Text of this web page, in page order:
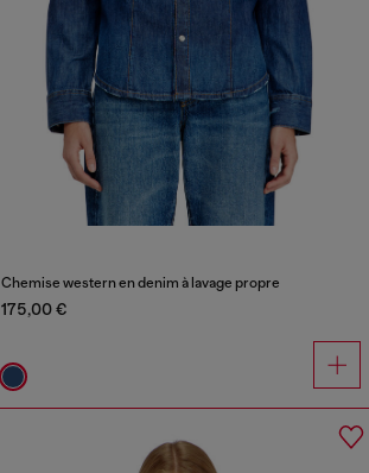
Chemise western en denim à lavage propre
175,00 €